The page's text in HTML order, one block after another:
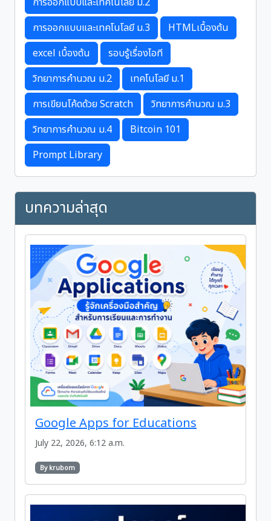
การออกแบบและเทคโนโลยี ม.3
HTMLเบื้องต้น
excel เบื้องต้น
รอบรู้เรื่องไอที
วิทยาการคำนวณ ม.2
เทคโนโลยี ม.1
การเขียนโค้ดด้วย Scratch
วิทยาการคำนวณ ม.3
วิทยาการคำนวณ ม.4
Bitcoin 101
Prompt Library
บทความล่าสุด
Google Apps for Educations
July 22, 2026, 6:12 a.m.
By krubom